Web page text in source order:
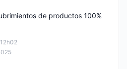
de productos 100%